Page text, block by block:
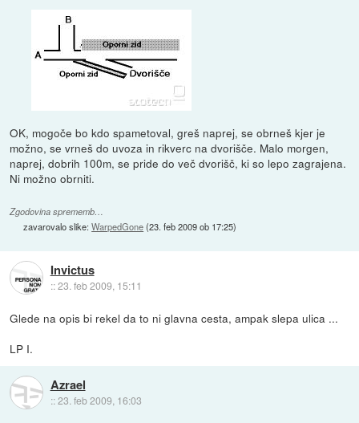
OK, mogoče bo kdo spametoval, greš naprej, se obrneš kjer je
možno, se vrneš do uvoza in rikverc na dvorišče. Malo morgen,
naprej, dobrih 100m, se pride do več dvorišč, ki so lepo zagrajena.
Ni možno obrniti.
Zgodovina sprememb…
zavarovalo slike:WarpedGone(23. feb 2009 ob 17:25)
Invictus
::23. feb 2009, 15:11
Glede na opis bi rekel da to ni glavna cesta, ampak slepa ulica ...
LP I.
Azrael
::23. feb 2009, 16:03